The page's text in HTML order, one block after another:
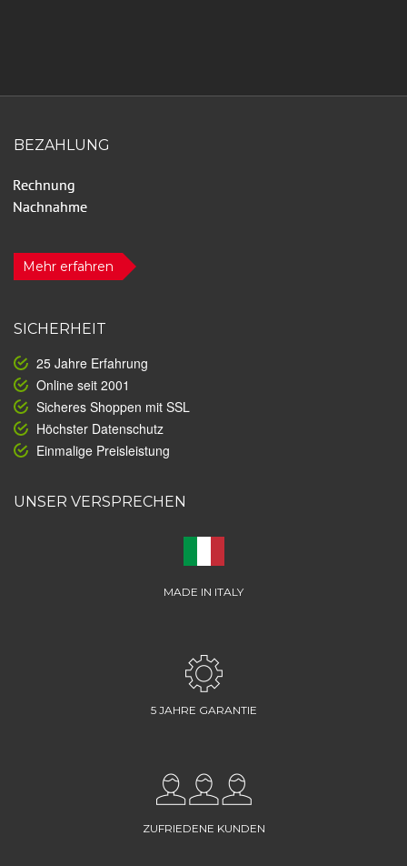
BEZAHLUNG
Mehr erfahren
SICHERHEIT
25 Jahre Erfahrung
Online seit 2001
Sicheres Shoppen mit SSL
Höchster Datenschutz
Einmalige Preisleistung
UNSER VERSPRECHEN
MADE IN ITALY
5 JAHRE GARANTIE
ZUFRIEDENE KUNDEN